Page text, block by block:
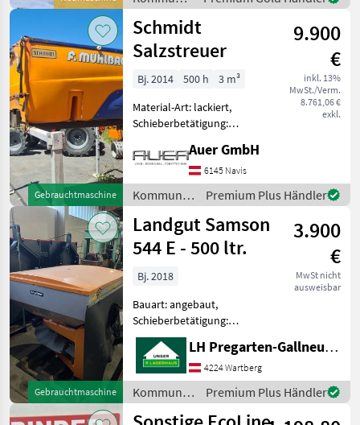
Streutellermotor mit G
/ Sonstige
Gebrauchtmaschine
Schmidt
Salzstreuer
9.900
€
inkl. 13%
MwSt./Verm.
8.761,06 €
exkl.
Bj. 2014 500 h
3 m³
Material-Art: lackiert,
Schieberbetätigung:
Abdeckplane,
Streubegrenzung
Aufbaustreuer Schmidt mit
Sohle war auf einem
Unimog montiert Steu
Auer GmbH
6145 Navis
Kommunalgeräte
/ Schmidt
Premium Plus Händler
Gebrauchtmaschine
Landgut Samson
544 E - 500 ltr.
3.900
€
MwSt nicht
ausweisbar
Bj. 2018
Bauart: angebaut,
Schieberbetätigung:
hydraulisch, Rührwerk,
Abdeckplane,
Streubegrenzung
Gelenkwelle -
Schmutzmatte -
Beleuchtung - elektr.
LH Pregarten-Gallneukirchen, Pregarten
4224 Wartberg
Kommunalgeräte
/ Landgut
Premium Plus Händler